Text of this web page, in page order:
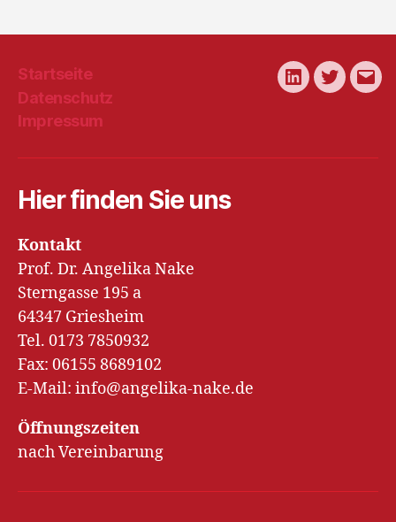
Startseite
Datenschutz
Impressum
LinkedInTwitter
E-
Hier finden Sie uns
Kontakt
Prof. Dr. Angelika Nake
Sterngasse 195 a
64347 Griesheim
Tel. 0173 7850932
Fax: 06155 8689102
E-Mail: info@angelika-nake.de
Öffnungszeiten
nach Vereinbarung